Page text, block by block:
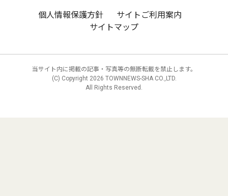
個人情報保護方針
サイトご利用案内
サイトマップ
当サイト内に掲載の記事・写真等の無断転載を禁止します。
(C) Copyright 2026 TOWNNEWS-SHA CO.,LTD.
All Rights Reserved.